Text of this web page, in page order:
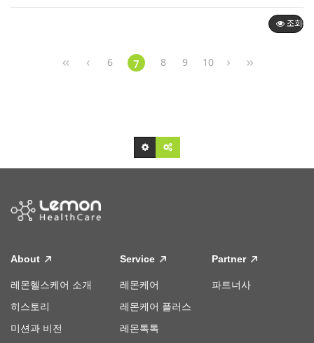
조회순
6 7 8 9 10
About
레몬헬스케어 소개
히스토리
미션과 비전
Service
레몬케어
레몬케어 플러스
레몬톡톡
Partner
파트너사